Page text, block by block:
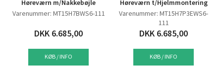
Høreværn m/Nakkebøjle
Varenummer: MT15H7BWS6-111
DKK 6.685,00
KØB / INFO
Høreværn t/Hjelmmontering
Varenummer: MT15H7P3EWS6-
111
DKK 6.685,00
KØB / INFO